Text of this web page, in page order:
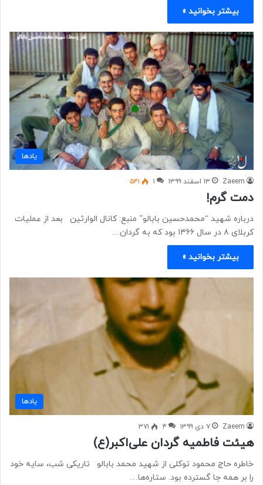
بیشتر بخوانید »
یادها
Zaeem ۱۳ اسفند ۱۳۹۹ ۱ ۵۴۱
دمت گرم!
درباره شهید “محمدحسین بابالو” منبع: کانال الوارثین بعد از عملیات
کربلای ۸ در سال ۱۳۶۶ بود که به گردان…
بیشتر بخوانید »
یادها
Zaeem ۷ دی ۱۳۹۹ ۴ ۳۷۱
هیئت فاطمیه گردان علی‌اکبر(ع)
خاطره حاج محمود توکلی از شهید محمد بابالو تاریکی شب، سایه خود
را بر همه جا گسترده بود. ستاره‌ها…